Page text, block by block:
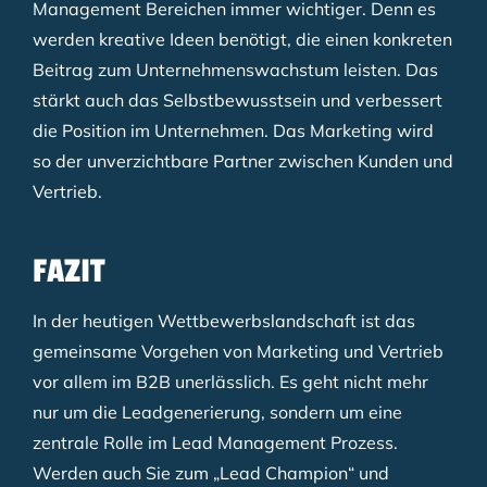
Management Bereichen immer wichtiger. Denn es
werden kreative Ideen benötigt, die einen konkreten
Beitrag zum Unternehmenswachstum leisten. Das
stärkt auch das Selbstbewusstsein und verbessert
die Position im Unternehmen. Das Marketing wird
so der unverzichtbare Partner zwischen Kunden und
Vertrieb.
FAZIT
In der heutigen Wettbewerbslandschaft ist das
gemeinsame Vorgehen von Marketing und Vertrieb
vor allem im B2B unerlässlich. Es geht nicht mehr
nur um die Leadgenerierung, sondern um eine
zentrale Rolle im Lead Management Prozess.
Werden auch Sie zum „Lead Champion“ und